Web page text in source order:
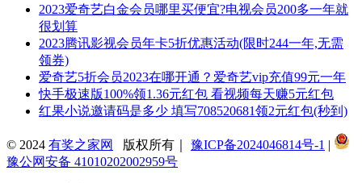
2023爱奇艺白金会员哪里买便宜?电视会员200多一年就
很划算
2023腾讯影视会员年卡5折优惠活动(限时244一年,无需
领券)
爱奇艺5折会员2023在哪开通？爱奇艺vip充值99元一年
快手极速版100%领1.36元红包 看视频每天赚5元红包
红果小说邀请码是多少 填写708520681领2元红包(秒到)
© 2024 有奖之家网 版权所有｜ 豫ICP备2024046814号-1 |
豫公网安备 41010202002959号